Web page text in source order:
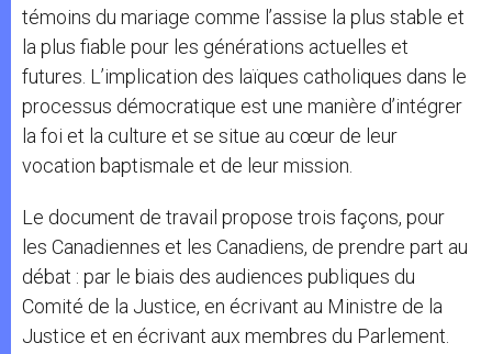
témoins du mariage comme l’assise la plus stable et
la plus fiable pour les générations actuelles et
futures. L’implication des laïques catholiques dans le
processus démocratique est une manière d’intégrer
la foi et la culture et se situe au cœur de leur
vocation baptismale et de leur mission.
Le document de travail propose trois façons, pour
les Canadiennes et les Canadiens, de prendre part au
débat : par le biais des audiences publiques du
Comité de la Justice, en écrivant au Ministre de la
Justice et en écrivant aux membres du Parlement.